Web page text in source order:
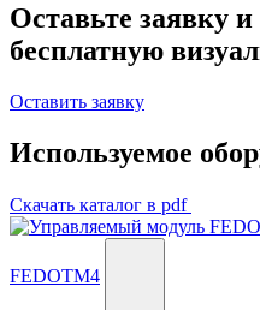
Оставьте заявку
бесплатную
Оставить заявку
Используемое
Скачать каталог в pdf
FEDOTM4